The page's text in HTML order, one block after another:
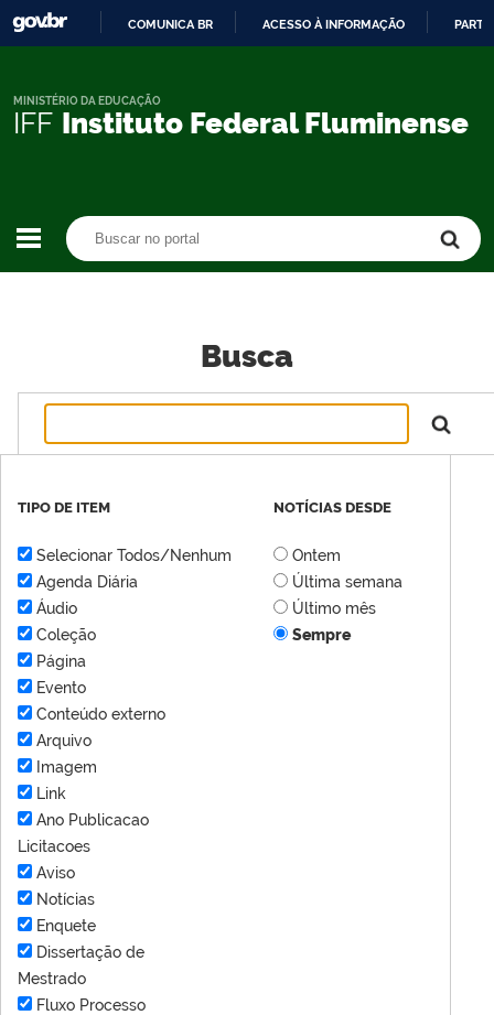
CONTEÚDO
COMUNICA BR ACESSO À INFORMAÇÃO
IFF Instituto Federal Fluminense
MINISTÉRIO DA EDUCAÇÃO
Busca
TIPO DE ITEM
Selecionar Todos/Nenhum
Agenda Diária
Áudio
Coleção
Página
Evento
Conteúdo externo
Arquivo
Imagem
Link
Ano Publicacao
Licitacoes
Aviso
Notícias
Enquete
Dissertação de
Mestrado
Fluxo Processo
NOTÍCIAS DESDE
Ontem
Última semana
Último mês
Sempre